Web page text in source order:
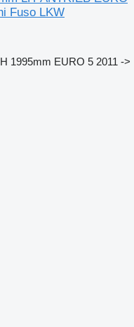
Fuso LKW
1995mm EURO 5 2011 ->